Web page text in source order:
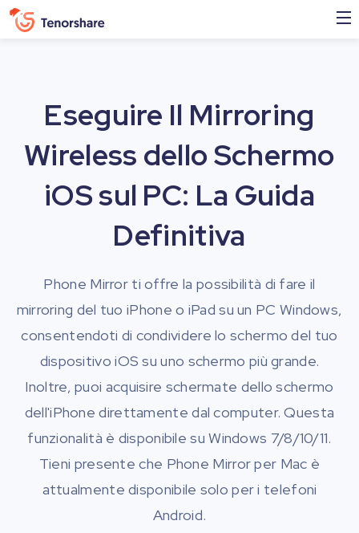
Eseguire Il Mirroring
Wireless dello Schermo
iOS sul PC: La Guida
Definitiva
Phone Mirror ti offre la possibilità di fare il
mirroring del tuo iPhone o iPad su un PC Windows,
consentendoti di condividere lo schermo del tuo
dispositivo iOS su uno schermo più grande.
Inoltre, puoi acquisire schermate dello schermo
dell'iPhone direttamente dal computer. Questa
funzionalità è disponibile su Windows 7/8/10/11.
Tieni presente che Phone Mirror per Mac è
attualmente disponibile solo per i telefoni
Android.